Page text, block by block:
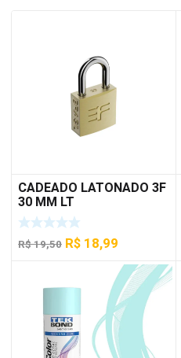
CADEADO LATONADO 3F
30 MM LT
R$19,50 O
R$ 19,50.
R$ 18,99
preço
atual
é:
R$ 18,99.